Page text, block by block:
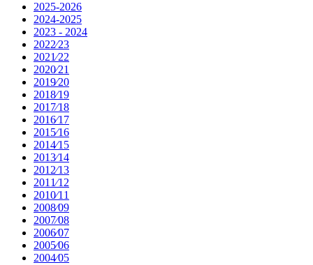
2025-2026
2024-2025
2023 - 2024
2022⁄23
2021⁄22
2020⁄21
2019⁄20
2018⁄19
2017⁄18
2016⁄17
2015⁄16
2014⁄15
2013⁄14
2012⁄13
2011⁄12
2010⁄11
2008⁄09
2007⁄08
2006⁄07
2005⁄06
2004⁄05